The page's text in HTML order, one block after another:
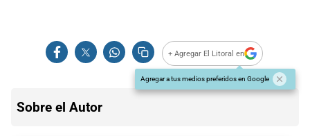
+ Agregar El Litoral en
Agregar a tus medios preferidos en Google
Sobre el Autor